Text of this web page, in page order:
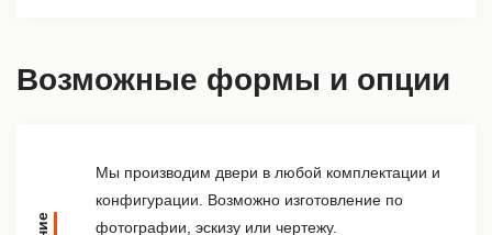
Возможные формы и опции
Мы производим двери в любой комплектации и
конфигурации. Возможно изготовление по
фотографии, эскизу или чертежу.